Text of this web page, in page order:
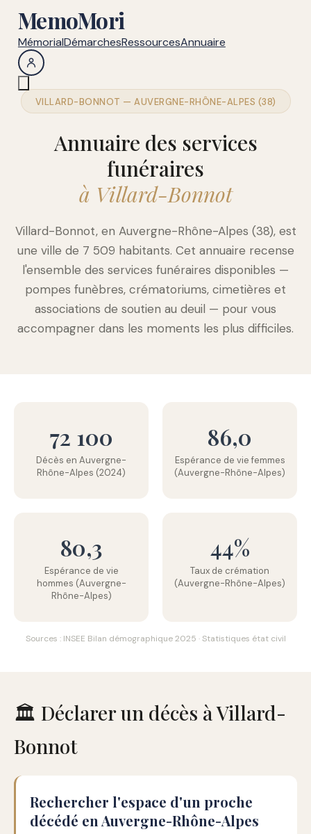
MemoMori
MémorialDémarchesRessourcesAnnuaire
VILLARD-BONNOT — AUVERGNE-RHÔNE-ALPES (38)
Annuaire des services
funéraires
à Villard-Bonnot
Villard-Bonnot, en Auvergne-Rhône-Alpes (38), est
une ville de 7 509 habitants. Cet annuaire recense
l'ensemble des services funéraires disponibles —
pompes funèbres, crématoriums, cimetières et
associations de soutien au deuil — pour vous
accompagner dans les moments les plus difficiles.
72 100
Décès en Auvergne-
Rhône-Alpes (2024)
86,0
Espérance de vie femmes
(Auvergne-Rhône-Alpes)
80,3
Espérance de vie
hommes (Auvergne-
Rhône-Alpes)
44%
Taux de crémation
(Auvergne-Rhône-Alpes)
Sources : INSEE Bilan démographique 2025 · Statistiques état civil
🏛️ Déclarer un décès à Villard-
Bonnot
Rechercher l'espace d'un proche
décédé en Auvergne-Rhône-Alpes